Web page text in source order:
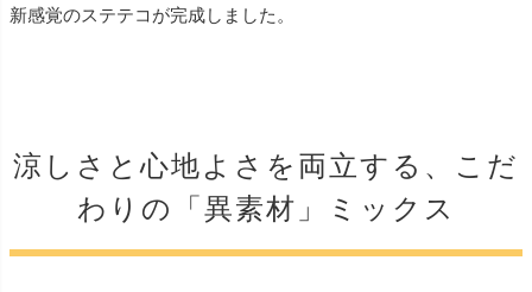
新感覚のステテコが完成しました。
涼しさと心地よさを両立する、こだ
わりの「異素材」ミックス